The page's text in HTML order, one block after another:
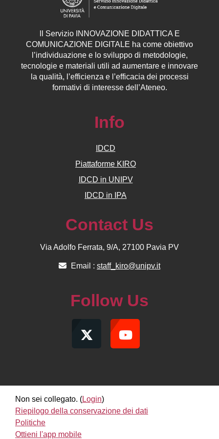
Servizio INNOVAZIONE DIDATTICA E
COMUNICAZIONE DIGITALE ha come obiettivo
l’individuazione e lo sviluppo di metodologie,
tecnologie e materiali utili ad aumentare e innovare
la qualità, l’efficienza e l’efficacia dei processi
formativi di interesse dell’Ateneo.
Info
IDCD
Piattaforme KIRO
IDCD in UNIPV
IDCD in IPA
Contact Us
Via Adolfo Ferrata, 9/A, 27100 Pavia PV
Email : staff_kiro@unipv.it
Follow Us
Non sei collegato. (Login)
Riepilogo della conservazione dei dati
Politiche
Ottieni l'app mobile